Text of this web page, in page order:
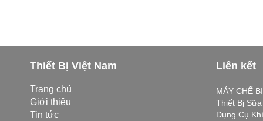
Thiết Bị Việt Nam
Trang chủ
Giới thiệu
Tin tức
Liên kết
MÁY CHẾ
Thiết Bị
Dụng Cụ